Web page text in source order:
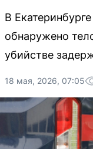
В
обнаружено
убийстве
18 мая, 2026, 07:05